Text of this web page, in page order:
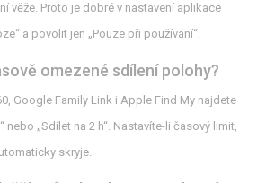
věže. Proto je dobré v nastavení aplikace
a povolit jen „Pouze při používání“.
omezené sdílení polohy?
Google Family Link i Apple Find My najdete
nebo „Sdílet na 2 h“. Nastavíte-li časový limit,
skryje.